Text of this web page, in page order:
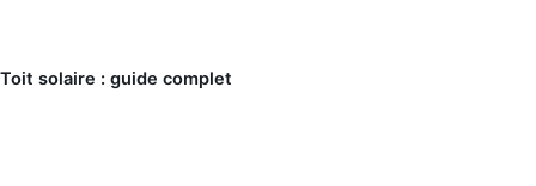
Toit solaire : guide complet